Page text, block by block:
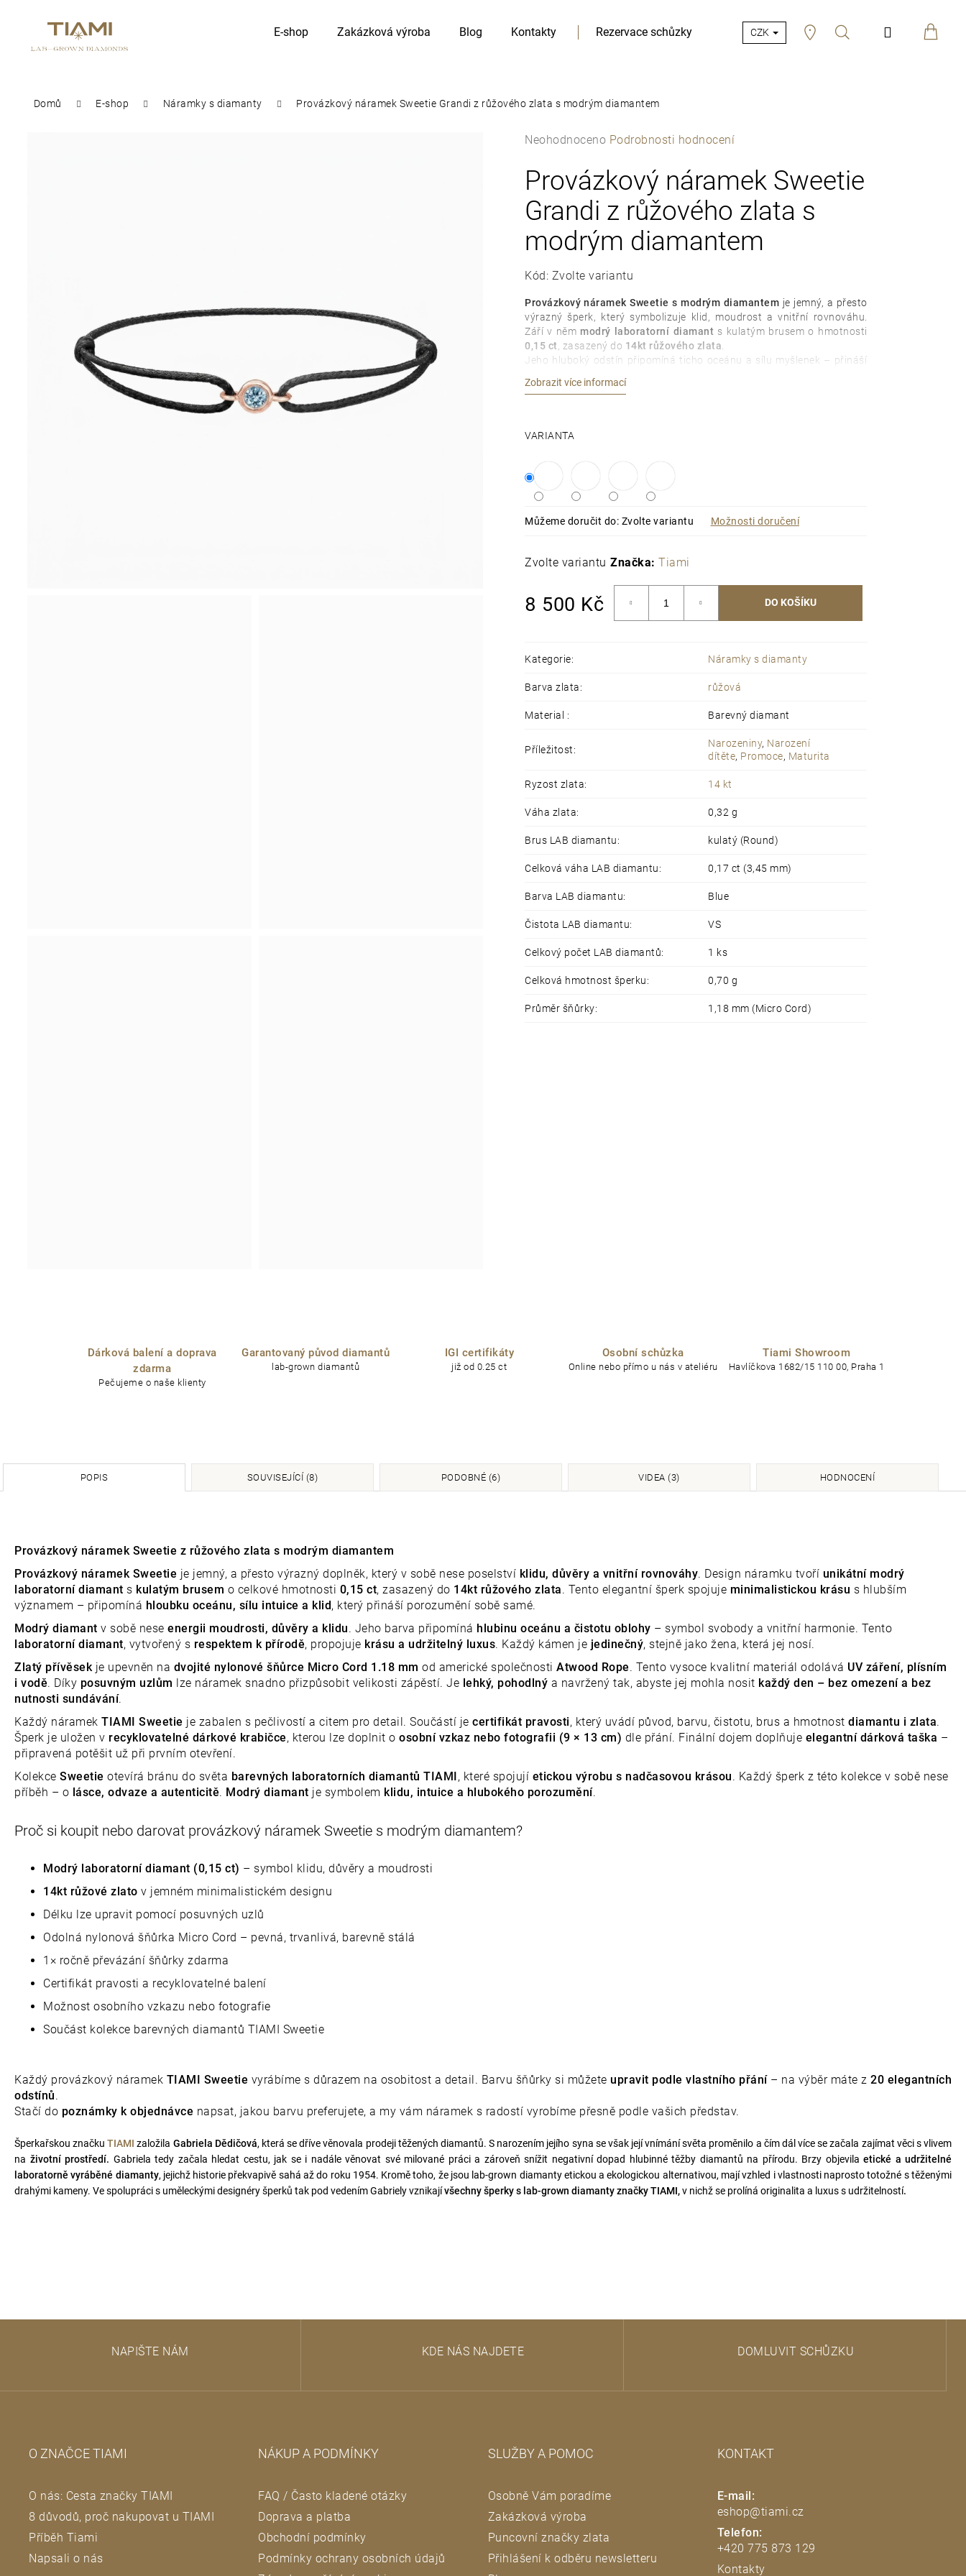
E-shop Zakázková výroba Blog Kontakty Rezervace schůzky CZK Hledat Přihlášení
Domů E-shop Náramky s diamanty Provázkový náramek Sweetie Grandi z růžového zlata s modrým diamantem
Průměrné
produktu
je
0,0
z
5
hvězdiček.
Neohodnoceno Podrobnosti hodnocení
Provázkový náramek Sweetie
Grandi z růžového zlata s
modrým diamantem
Kód: Zvolte variantu
Provázkový náramek Sweetie s modrým diamantem je jemný, a přesto
výrazný šperk, který symbolizuje klid, moudrost a vnitřní rovnováhu.
Září v něm modrý laboratorní diamant s kulatým brusem o hmotnosti
0,15 ct , zasazený do 14kt růžového zlata
Jeho hluboký odstín připomíná ticho oceánu a sílu myšlenek – přináší
Zobrazit více informací
VARIANTA
Můžeme doručit do: Zvolte variantu Možnosti doručení
Zvolte variantu Značka:Tiami
8 500 Kč
cena:
DO KOŠÍKU
Kategorie: Náramky s diamanty
Barva zlata: růžová
Material : Barevný diamant
Příležitost:
Narozeniny, Narození
dítěte, Promoce, Maturita
Ryzost zlata: 14 kt
Váha zlata: 0,32 g
Brus LAB diamantu: kulatý (Round)
Celková váha LAB diamantu: 0,17 ct (3,45 mm)
Barva LAB diamantu: Blue
Čistota LAB diamantu: VS
Celkový počet LAB diamantů: 1 ks
Celková hmotnost šperku: 0,70 g
Průměr šňůrky: 1,18 mm (Micro Cord)
Dárková balení a doprava
zdarma
Pečujeme o naše klienty
Garantovaný původ diamantů
lab-grown diamantů
IGI certifikáty
již od 0.25 ct
Osobní schůzka
Online nebo přímo u nás v ateliéru
Tiami Showroom
Havlíčkova 1682/15 110 00, Praha 1
POPIS SOUVISEJÍCÍ (8) PODOBNÉ (6) VIDEA (3) HODNOCENÍ
Provázkový náramek Sweetie z růžového zlata s modrým diamantem
Provázkový náramek Sweetie je jemný, a přesto výrazný doplněk, který v sobě nese poselství klidu, důvěry a vnitřní rovnováhy. Design náramku tvoří unikátní modrý
laboratorní diamant s kulatým brusem o celkové hmotnosti 0,15 ct, zasazený do 14kt růžového zlata. Tento elegantní šperk spojuje minimalistickou krásu s hlubším
významem – připomíná hloubku oceánu, sílu intuice a klid, který přináší porozumění sobě samé.
Modrý diamant v sobě nese energii moudrosti, důvěry a klidu. Jeho barva připomíná hlubinu oceánu a čistotu oblohy – symbol svobody a vnitřní harmonie. Tento
laboratorní diamant, vytvořený s respektem k přírodě, propojuje krásu a udržitelný luxus. Každý kámen je jedinečný, stejně jako žena, která jej nosí.
Zlatý přívěsekje upevněn na dvojité nylonové šňůrce Micro Cord 1.18 mm od americké společnosti Atwood Rope. Tento vysoce kvalitní materiál odolává UV záření, plísním
i vodě. Díky posuvným uzlům lze náramek snadno přizpůsobit velikosti zápěstí. Je lehký, pohodlný a navržený tak, abyste jej mohla nosit každý den – bez omezení a bez
nutnosti sundávání.
Každý náramek TIAMI Sweetie je zabalen s pečlivostí a citem pro detail. Součástí je certifikát pravosti, který uvádí původ, barvu, čistotu, brus a hmotnost diamantu i zlata.
Šperk je uložen v recyklovatelné dárkové krabičce, kterou lze doplnit o osobní vzkaz nebo fotografii (9 × 13 cm) dle přání. Finální dojem doplňuje elegantní dárková taška –
připravená potěšit už při prvním otevření.
Kolekce Sweetie otevírá bránu do světa barevných laboratorních diamantů TIAMI, které spojují etickou výrobu s nadčasovou krásou. Každý šperk z této kolekce v sobě nese
příběh – o lásce, odvaze a autenticitě. Modrý diamant je symbolem klidu, intuice a hlubokého porozumění.
Proč si koupit nebo darovat provázkový náramek Sweetie s modrým diamantem?
Modrý laboratorní diamant (0,15 ct) – symbol klidu, důvěry a moudrosti
14kt růžové zlato v jemném minimalistickém designu
Délku lze upravit pomocí posuvných uzlů
Odolná nylonová šňůrka Micro Cord – pevná, trvanlivá, barevně stálá
1× ročně převázání šňůrky zdarma
Certifikát pravosti a recyklovatelné balení
Možnost osobního vzkazu nebo fotografie
Součást kolekce barevných diamantů TIAMI Sweetie
Každý provázkový náramek TIAMI Sweetie vyrábíme s důrazem na osobitost a detail. Barvu šňůrky si můžete upravit podle vlastního přání– na výběr máte z 20 elegantních
odstínů.
Stačí do poznámky k objednávce napsat, jakou barvu preferujete, a my vám náramek s radostí vyrobíme přesně podle vašich představ.
Šperkařskou značkuTIAMI založila Gabriela Dědičová, která se dříve věnovala prodeji těžených diamantů. S narozením jejího syna se však její vnímání světa proměnilo a čím dál více se začala zajímat věci s vlivem
na životní prostředí. Gabriela tedy začala hledat cestu, jak se i nadále věnovat své milované práci a zároveň snížit negativní dopad hlubinné těžby diamantů na přírodu. Brzy objevila etické a udržitelné
laboratorně vyráběné diamanty, jejichž historie překvapivě sahá až do roku 1954. Kromě toho, že jsou lab-grown diamanty etickou a ekologickou alternativou, mají vzhled i vlastnosti naprosto totožné s těženými
drahými kameny. Ve spolupráci s uměleckými designéry šperků tak pod vedením Gabriely vznikajívšechny šperky s lab-grown diamanty značky TIAMI,v nichž se prolíná originalita a luxus s udržitelností.
Zpět
Zpět
Co potřebujete najít?
HLEDAT
NAPIŠTE NÁM KDE NÁS NAJDETE DOMLUVIT SCHŮZKU
O ZNAČCE TIAMI
O nás: Cesta značky TIAMI
8 důvodů, proč nakupovat u TIAMI
Příběh Tiami
Napsali o nás
NÁKUP A PODMÍNKY
FAQ / Často kladené otázky
Doprava a platba
Obchodní podmínky
Podmínky ochrany osobních údajů
SLUŽBY A POMOC
Osobně Vám poradíme
Zakázková výroba
Puncovní značky zlata
Přihlášení k odběru newsletteru
KONTAKT
E-mail:
eshop@tiami.cz
Telefon:
+420 775 873 129
Kontakty